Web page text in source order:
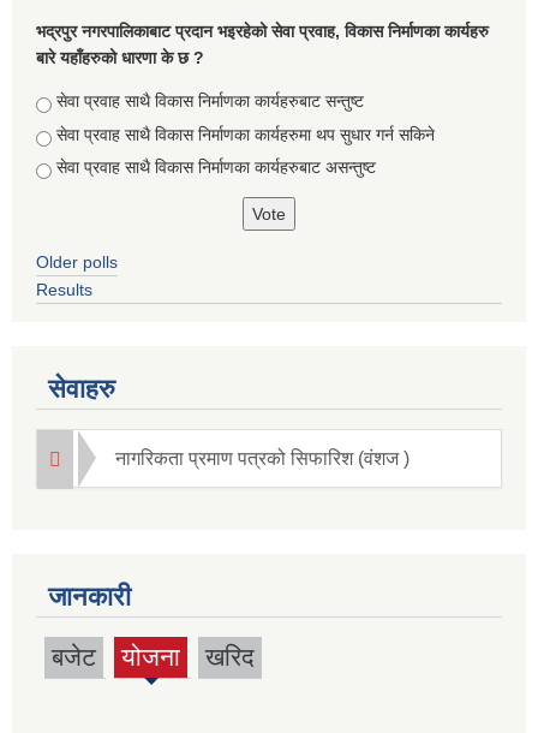
भद्रपुर नगरपालिकाबाट प्रदान भइरहेको सेवा प्रवाह, विकास निर्माणका कार्यहरु
बारे यहाँहरुको धारणा के छ ?
Choices
सेवा प्रवाह साथै विकास निर्माणका कार्यहरुबाट सन्तुष्ट
सेवा प्रवाह साथै विकास निर्माणका कार्यहरुमा थप सुधार गर्न सकिने
सेवा प्रवाह साथै विकास निर्माणका कार्यहरुबाट असन्तुष्ट
Older polls
Results
सेवाहरु
नागरिकता प्रमाण पत्रको सिफारिश (वंशज )
जानकारी
बजेट योजना
(active
खरिद